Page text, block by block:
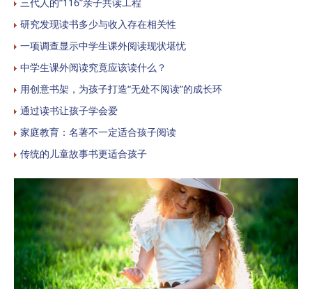
研究发现读书多少与收入存在相关性
一项调查显示中学生课外阅读现状堪忧
中学生课外阅读究竟应该读什么？
用创意书架，为孩子打造“无处不阅读”的成长环
通过读书让孩子学会爱
家庭教育：名著不一定适合孩子阅读
传统的儿童故事书更适合孩子